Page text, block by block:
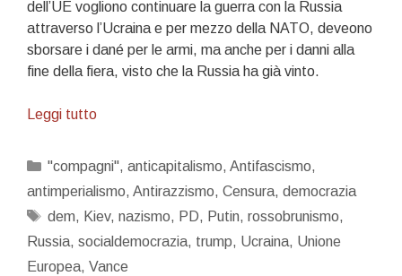
dell’UE vogliono continuare la guerra con la Russia
attraverso l’Ucraina e per mezzo della NATO, deveono
sborsare i dané per le armi, ma anche per i danni alla
fine della fiera, visto che la Russia ha già vinto.
Leggi tuttoRossobruni
sarete
voi…
Categorie
"compagni", anticapitalismo, Antifascismo,
antimperialismo, Antirazzismo, Censura, democrazia
Tag
dem, Kiev, nazismo, PD, Putin, rossobrunismo,
Russia, socialdemocrazia, trump, Ucraina, Unione
Europea, Vance